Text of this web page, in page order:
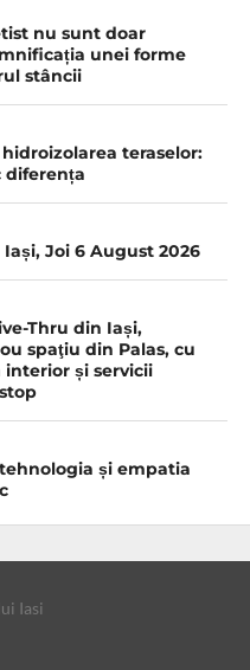
nu sunt doar
unei forme
stâncii
teraselor:
diferența
Joi 6 August 2026
Thru din Iași,
spaţiu din Palas, cu
și servicii
și empatia